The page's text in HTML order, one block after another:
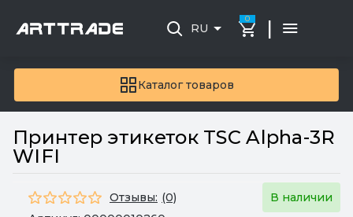
Каталог товаров
RU
0 |
Принтер этикеток TSC Alpha-3R
WIFI
Отзывы: (0)
В наличии